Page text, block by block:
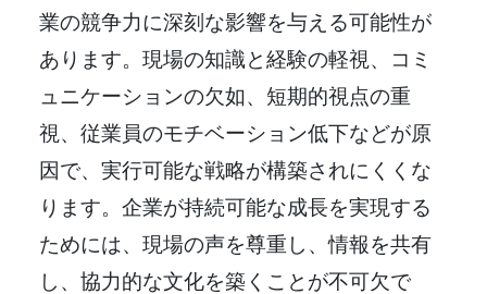
業の競争力に深刻な影響を与える可能性が
あります。現場の知識と経験の軽視、コミ
ュニケーションの欠如、短期的視点の重
視、従業員のモチベーション低下などが原
因で、実行可能な戦略が構築されにくくな
ります。企業が持続可能な成長を実現する
ためには、現場の声を尊重し、情報を共有
し、協力的な文化を築くことが不可欠で